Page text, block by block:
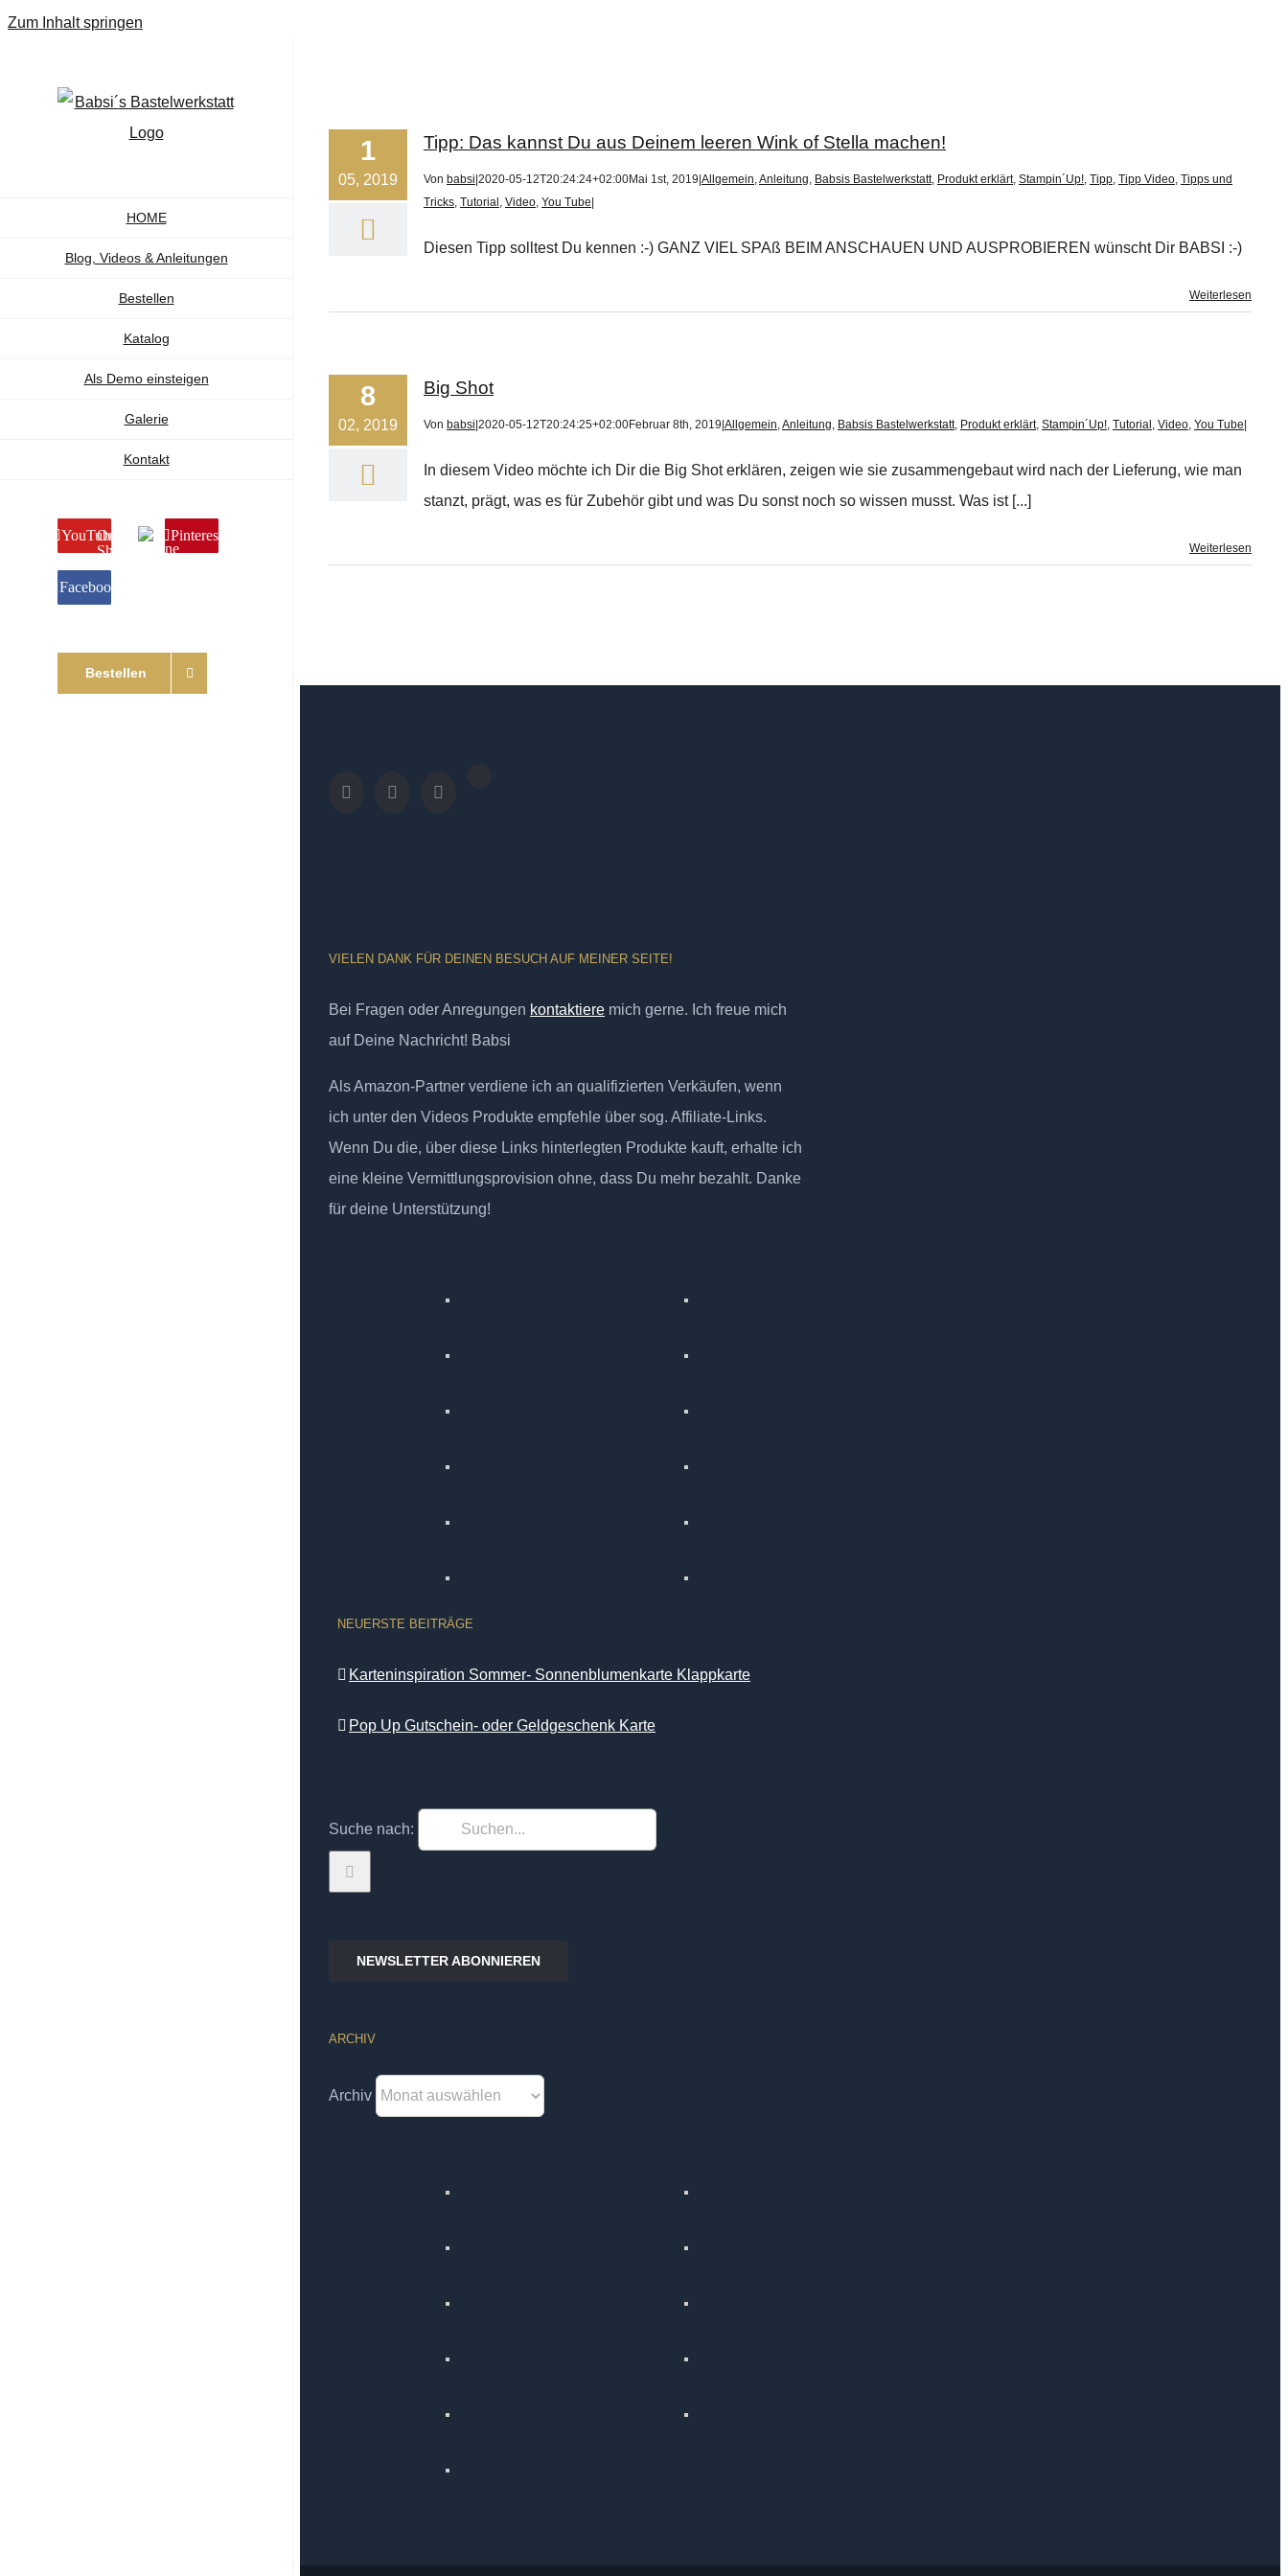
Zum Inhalt springen
HOME
Blog, Videos & Anleitungen
Bestellen
Katalog
Als Demo einsteigen
Galerie
Kontakt
YouTubeOnline
Shop
Pinterest
Facebook
Bestellen
1
05, 2019
Tipp: Das kannst Du aus Deinem leeren Wink of Stella machen!
Von babsi 2020-05-12T20:24:24+02:00Mai 1st, 2019 Allgemein,Anleitung, Babsis Bastelwerkstatt, Produkt erklärt, Stampin´Up!, Tipp, Tipp Video, Tipps und
Tricks, Tutorial , Video, You Tube
Diesen Tipp solltest Du kennen :-) GANZ VIEL SPAß BEIM ANSCHAUEN UND AUSPROBIEREN wünscht Dir BABSI :-)
Weiterlesen
8
02, 2019
Big Shot
Von babsi 2020-05-12T20:24:25+02:00Februar 8th, 2019 Allgemein,Anleitung, Babsis Bastelwerkstatt, Produkt erklärt, Stampin´Up!, Tutorial , Video, You Tube
In diesem Video möchte ich Dir die Big Shot erklären, zeigen wie sie zusammengebaut wird nach der Lieferung, wie man
stanzt, prägt, was es für Zubehör gibt und was Du sonst noch so wissen musst. Was ist [...]
Weiterlesen
VIELEN DANK FÜR DEINEN BESUCH AUF MEINER SEITE!
Bei Fragen oder Anregungen kontaktiere mich gerne. Ich freue mich
auf Deine Nachricht! Babsi
Als Amazon-Partner verdiene ich an qualifizierten Verkäufen, wenn
ich unter den Videos Produkte empfehle über sog. Affiliate-Links.
Wenn Du die, über diese Links hinterlegten Produkte kauft, erhalte ich
eine kleine Vermittlungsprovision ohne, dass Du mehr bezahlt. Danke
für deine Unterstützung!
NEUERSTE BEITRÄGE
Karteninspiration Sommer- Sonnenblumenkarte Klappkarte
Pop Up Gutschein- oder Geldgeschenk Karte
Suche nach:
NEWSLETTER ABONNIEREN
ARCHIV
Archiv